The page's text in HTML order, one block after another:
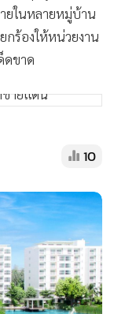
ยในหลายหมู่บ้าน
กร้องให้หน่วยงาน
ดขาด
10